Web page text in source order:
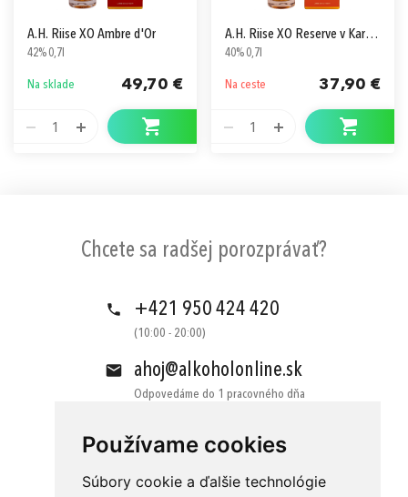
Používame cookies
Súbory cookie a ďalšie technológie
A.H. Riise XO Ambre d'Or
42% 0,7l
Na sklade 49,70 €
1
A.H. Riise XO Reserve v Kartóne
40% 0,7l
Na ceste 37,90 €
1
Chcete sa radšej porozprávať?
+421 950 424 420
(10:00 - 20:00)
ahoj@alkoholonline.sk
Odpovedáme do 1 pracovného dňa